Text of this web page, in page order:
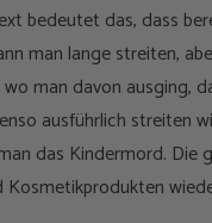
bedeutet das, dass
man lange streiten,
man davon ausging,
ausführlich streiten
das Kindermord.